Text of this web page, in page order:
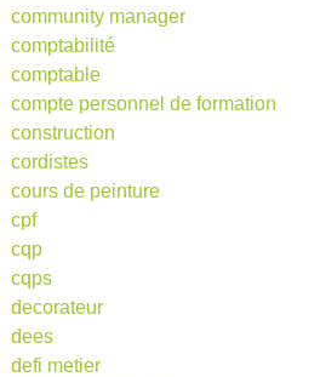
community manager
comptabilité
comptable
compte personnel de formation
construction
cordistes
cours de peinture
cpf
cqp
cqps
decorateur
dees
defi metier